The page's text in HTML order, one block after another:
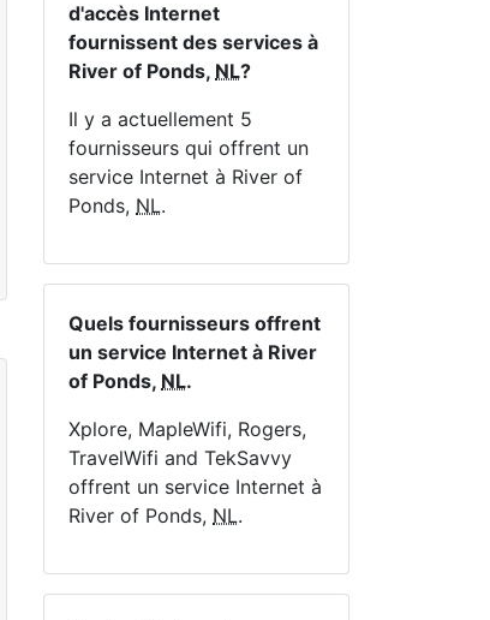
Commandez Maintenant
d'accès Internet
fournissent des services à
River of Ponds, NL?
Il y a actuellement 5
fournisseurs qui offrent un
service Internet à River of
Ponds, NL.
Quels fournisseurs offrent
un service Internet à River
of Ponds, NL.
Xplore, MapleWifi, Rogers,
TravelWifi and TekSavvy
offrent un service Internet à
River of Ponds, NL.